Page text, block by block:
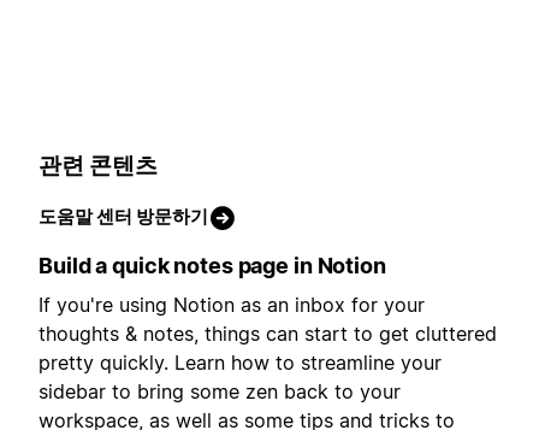
관련 콘텐츠
도움말 센터 방문하기
Build a quick notes page in Notion
If you're using Notion as an inbox for your
thoughts & notes, things can start to get cluttered
pretty quickly. Learn how to streamline your
sidebar to bring some zen back to your
workspace, as well as some tips and tricks to